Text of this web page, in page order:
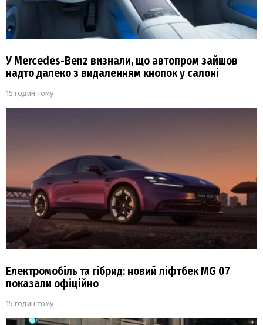
У Mercedes-Benz визнали, що автопром зайшов
надто далеко з видаленням кнопок у салоні
15 годин тому
Електромобіль та гібрид: новий ліфтбек MG 07
показали офіційно
15 годин тому